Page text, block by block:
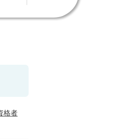
格者